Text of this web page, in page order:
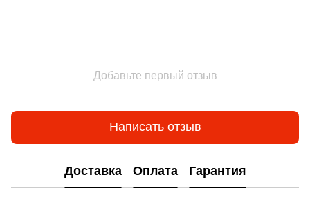
Добавьте первый отзыв
Написать отзыв
Доставка Оплата Гарантия